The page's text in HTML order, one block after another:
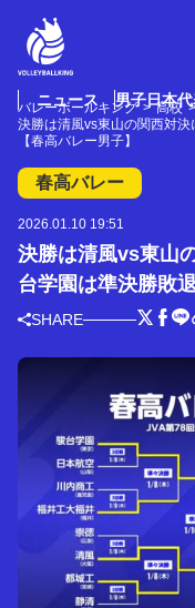
ニュース 男子日本
バレーボールキング 高校
決勝は清風vs東山の関西対
【春高バレー男子】
春高バレー
2026.01.10 19:51
決勝は清風vs東山
台学園は準決勝敗
SHARE